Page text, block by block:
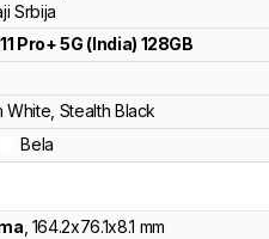
Srbija
Pro+ 5G (India) 128GB
White, Stealth Black
Bela
164.2x76.1x8.1 mm